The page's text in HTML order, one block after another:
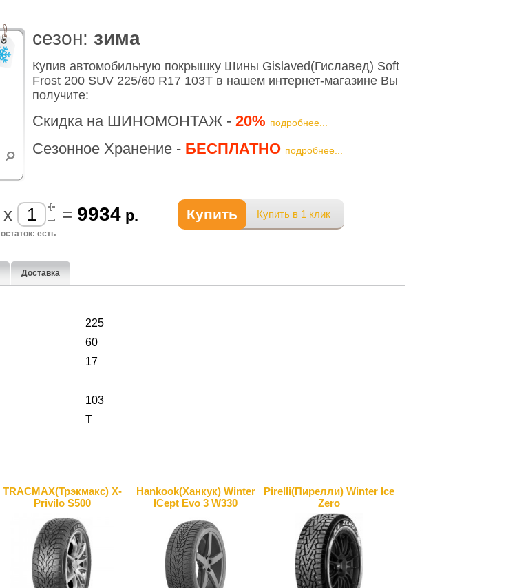
cезон: зима
Купив автомобильную покрышку Шины Gislaved(Гиславед) Soft
Frost 200 SUV 225/60 R17 103T в нашем интернет-магазине Вы
получите:
Скидка на ШИНОМОНТАЖ - 20% подробнее...
Сезонное Хранение - БЕСПЛАТНО подробнее...
x = 9934 р. Купить Купить в 1 клик
остаток: есть
Доставка
225
60
17
103
T
TRACMAX(Трэкмакс) X-
Privilo S500
Hankook(Ханкук) Winter
ICept Evo 3 W330
Pirelli(Пирелли) Winter Ice
Zero